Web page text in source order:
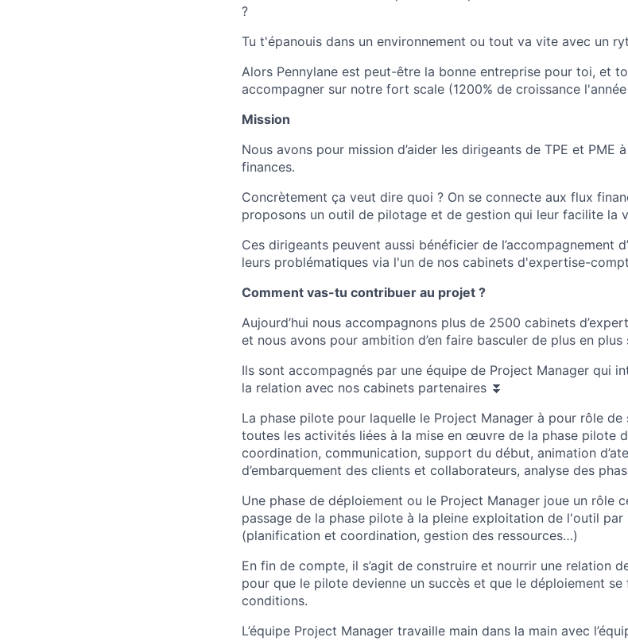
?
Tu t'épanouis dans un environnement ou tout va vite avec un
Alors Pennylane est peut-être la bonne entreprise pour toi, et
accompagner sur notre fort scale (1200% de croissance l'année
Mission
Nous avons pour mission d’aider les dirigeants de TPE et PME
finances.
Concrètement ça veut dire quoi ? On se connecte aux flux
proposons un outil de pilotage et de gestion qui leur facilite la
Ces dirigeants peuvent aussi bénéficier de l’accompagnement
leurs problématiques via l'un de nos cabinets d'expertise-
Comment vas-tu contribuer au projet ?
Aujourd’hui nous accompagnons plus de 2500 cabinets
et nous avons pour ambition d’en faire basculer de plus en plus
Ils sont accompagnés par une équipe de Project Manager qui
la relation avec nos cabinets partenaires ⏬
La phase pilote pour laquelle le Project Manager à pour rôle
toutes les activités liées à la mise en œuvre de la phase pilote
coordination, communication, support du début, animation
d’embarquement des clients et collaborateurs, analyse des
Une phase de déploiement ou le Project Manager joue un rôle
passage de la phase pilote à la pleine exploitation de l'outil
(planification et coordination, gestion des ressources…)
En fin de compte, il s’agit de construire et nourrir une relation
pour que le pilote devienne un succès et que le déploiement se
conditions.
L’équipe Project Manager travaille main dans la main avec